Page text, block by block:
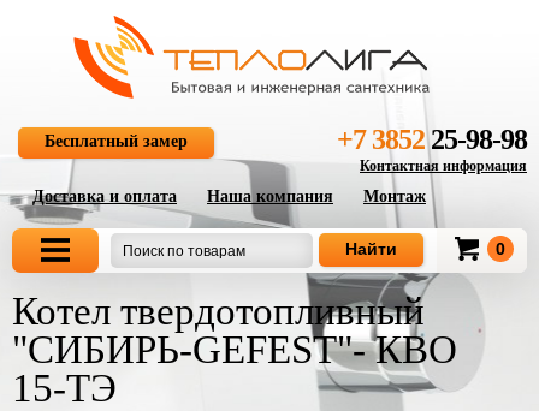
Бесплатный замер +7 385225-98-98
Контактная информация
Доставка и оплата Наша компания Монтаж
0
Котел твердотопливный
"СИБИРЬ-GEFEST"- КВО
15-ТЭ